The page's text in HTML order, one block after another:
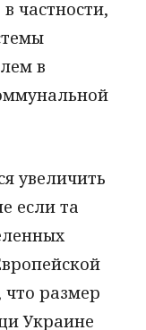
частности,
в
увеличить
если та
размер
Украине